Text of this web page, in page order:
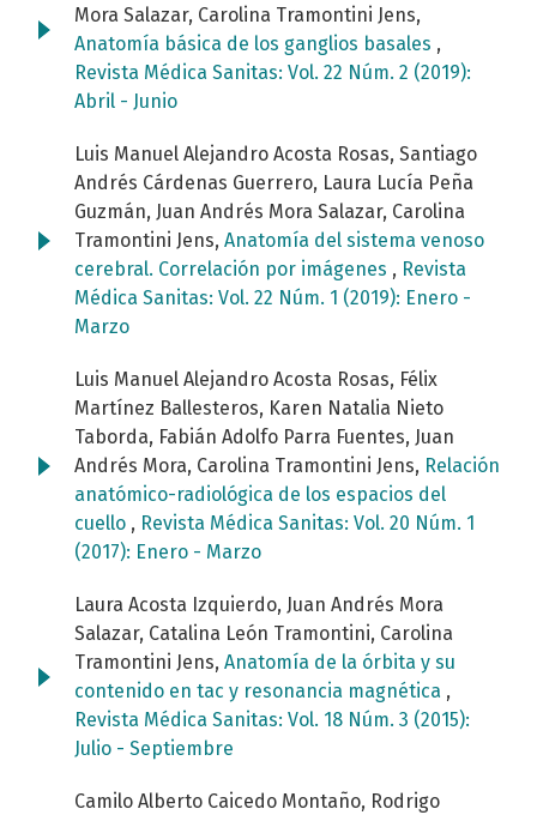
Mora Salazar, Carolina Tramontini Jens,
Anatomía básica de los ganglios basales ,
Revista Médica Sanitas: Vol. 22 Núm. 2 (2019):
Abril - Junio
Luis Manuel Alejandro Acosta Rosas, Santiago
Andrés Cárdenas Guerrero, Laura Lucía Peña
Guzmán, Juan Andrés Mora Salazar, Carolina
Tramontini Jens, Anatomía del sistema venoso
cerebral. Correlación por imágenes , Revista
Médica Sanitas: Vol. 22 Núm. 1 (2019): Enero -
Marzo
Luis Manuel Alejandro Acosta Rosas, Félix
Martínez Ballesteros, Karen Natalia Nieto
Taborda, Fabián Adolfo Parra Fuentes, Juan
Andrés Mora, Carolina Tramontini Jens, Relación
anatómico-radiológica de los espacios del
cuello , Revista Médica Sanitas: Vol. 20 Núm. 1
(2017): Enero - Marzo
Laura Acosta Izquierdo, Juan Andrés Mora
Salazar, Catalina León Tramontini, Carolina
Tramontini Jens, Anatomía de la órbita y su
contenido en tac y resonancia magnética ,
Revista Médica Sanitas: Vol. 18 Núm. 3 (2015):
Julio - Septiembre
Camilo Alberto Caicedo Montaño, Rodrigo